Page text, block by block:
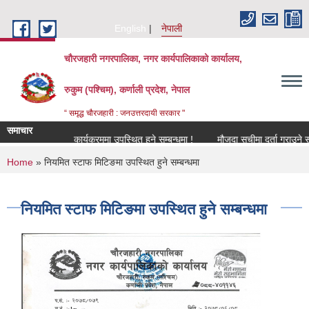
English
नेपाली
चौरजहारी नगरपालिका, नगर कार्यपालिकाको कार्यालय,
रुकुम (पश्चिम), कर्णाली प्रदेश, नेपाल
“ समृद्ध चौरजहारी : जनउत्तरदायी सरकार "
समाचार
कार्यक्रममा उपस्थित हुने सम्बन्धमा ! मौजुदा सूचीमा दर्ता गराउने सम्बन्धी
You are here
Home » नियमित स्टाफ मिटिङमा उपस्थित हुने सम्बन्धमा
नियमित स्टाफ मिटिङमा उपस्थित हुने सम्बन्धमा